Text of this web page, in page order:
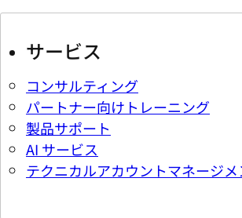
サービス
コンサルティング
パートナー向けトレーニング
製品サポート
AI サービス
テクニカルアカウントマネージメ